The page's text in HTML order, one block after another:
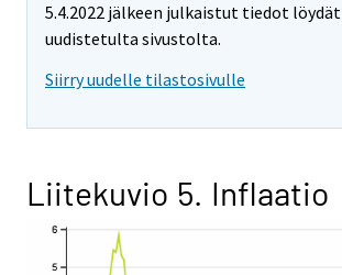
5.4.2022 jälkeen julkaistut tiedot löydät
uudistetulta sivustolta.
Siirry uudelle tilastosivulle
Liitekuvio 5. Inflaatio